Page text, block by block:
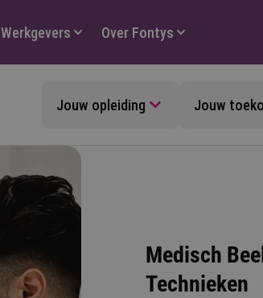
Werkgevers Over Fontys
Jouw opleiding Jouw
Medisch
Technieken